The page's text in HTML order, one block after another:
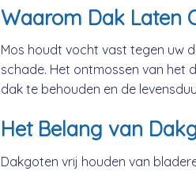
Waarom Dak Laten
Mos houdt vocht vast tegen uw
schade. Het ontmossen van het
dak te behouden en de
Het Belang van
Dakgoten vrij houden van